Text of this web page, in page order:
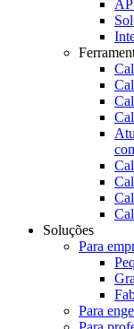
Soluções
Para
Para